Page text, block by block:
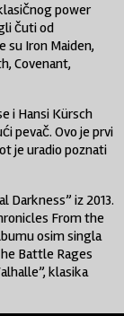
power
čuti od
su Iron Maiden,
Covenant,
i Hansi Kürsch
pevač. Ovo je prvi
je uradio poznati
Darkness” iz 2013.
From the
osim singla
Battle Rages
klasika